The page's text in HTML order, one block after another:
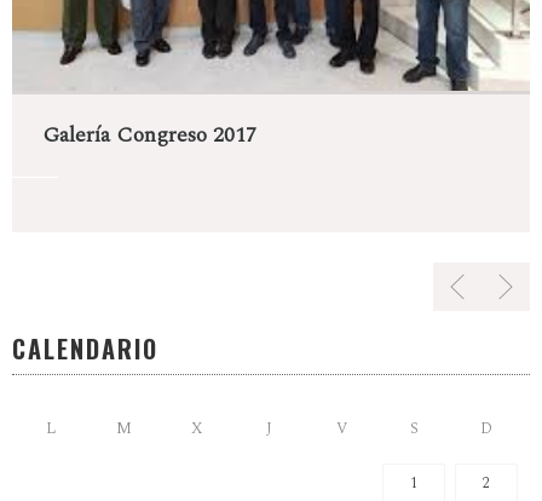
Galería Congreso 2017
CALENDARIO
L M X J V S D
1 2